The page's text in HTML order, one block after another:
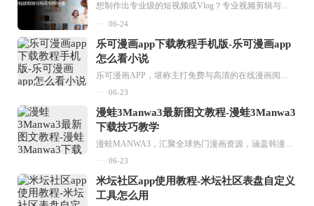
想制作出专业级的短视频或Vlog？专业视频剪辑与特效制作大全专题为你提供了从剪辑、抠像到特效包装的全套解决方案。无论是添加炫酷的片头、进行精准的视频抠图，还是制...
06-24
乐可漫画app下载教程手机版-乐可漫画app
怎么看小说
乐可漫画APP，堪称主打免费与高清的在线漫画阅读神器。其官方版提供海量完整版漫画资源，无论是国内漫画，还是日漫、韩漫、台漫、美漫等国外漫画，应有尽有，随时供你阅读。只需轻点一下，便能直接进入阅读界面。不仅如此，乐可漫画最新版本更新速度极快，在这里，你总能抢先看到全网一手漫画章节内容！...
06-23
漫蛙3Manwa3最新图文教程-漫蛙3Manwa3
下载技巧教学
漫蛙MANWA3，汇聚全球热门漫画资源，涵盖韩漫、欧美漫画、国漫等多种类型，题材丰富多样，全方位满足用户阅读喜好。它不仅是阅读平台，更是创作平台，为广大用户打造零门槛创作环境。...
06-23
米坛社区app使用教程-米坛社区表盘自定义
工具怎么用